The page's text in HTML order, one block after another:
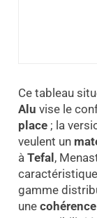
Ce tableau
Alu vise le
place; la
veulent un
à Tefal ,
gamme
une cohérence